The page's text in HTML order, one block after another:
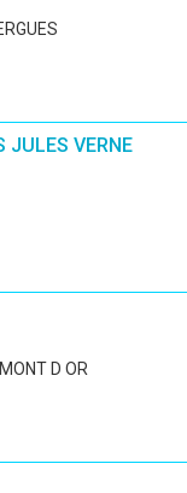
JULES VERNE
D OR